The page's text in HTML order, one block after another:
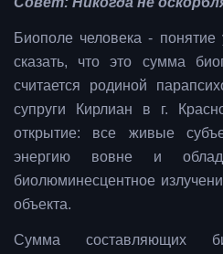
Биополе человека -
сказать, что это сумма
считается родиной
супруги Кирлиан в г.
открытие: все живые
энергию вовне и
биолюминесцентное
объекта.
Сумма составляющих